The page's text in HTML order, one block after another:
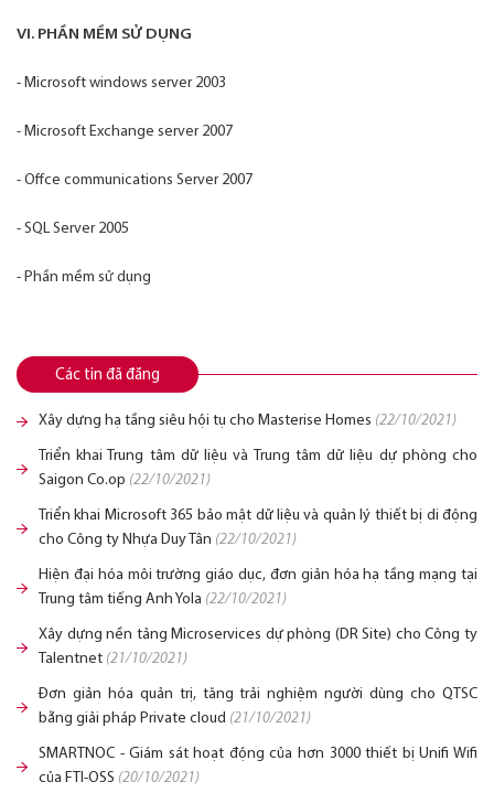
VI. PHẦN MỀM SỬ DỤNG
- Microsoft windows server 2003
- Microsoft Exchange server 2007
- Offce communications Server 2007
- SQL Server 2005
- Phần mềm sử dụng
Các tin đã đăng
Xây dựng hạ tầng siêu hội tụ cho Masterise Homes (22/10/2021)
Triển khai Trung tâm dữ liệu và Trung tâm dữ liệu dự phòng cho
Saigon Co.op (22/10/2021)
Triển khai Microsoft 365 bảo mật dữ liệu và quản lý thiết bị di động
cho Công ty Nhựa Duy Tân (22/10/2021)
Hiện đại hóa môi trường giáo dục, đơn giản hóa hạ tầng mạng tại
Trung tâm tiếng Anh Yola (22/10/2021)
Xây dựng nền tảng Microservices dự phòng (DR Site) cho Công ty
Talentnet (21/10/2021)
Đơn giản hóa quản trị, tăng trải nghiệm người dùng cho QTSC
bằng giải pháp Private cloud (21/10/2021)
SMARTNOC - Giám sát hoạt động của hơn 3000 thiết bị Unifi Wifi
của FTI-OSS (20/10/2021)